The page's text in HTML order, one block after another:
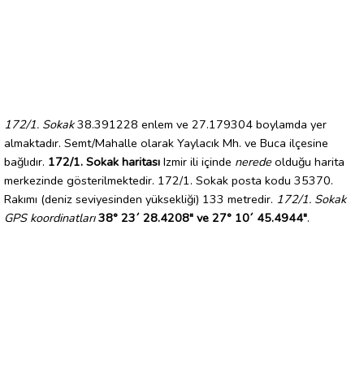
172/1. Sokak38.391228 enlem ve 27.179304 boylamda yer
almaktadır. Semt/Mahalle olarak Yaylacık Mh. ve Buca ilçesine
bağlıdır. 172/1. Sokak haritası Izmir ili içinde nerede olduğu harita
merkezinde gösterilmektedir. 172/1. Sokak posta kodu 35370.
Rakımı (deniz seviyesinden yüksekliği) 133 metredir. 172/1. Sokak
GPS koordinatları 38° 23´ 28.4208" ve 27° 10´ 45.4944".